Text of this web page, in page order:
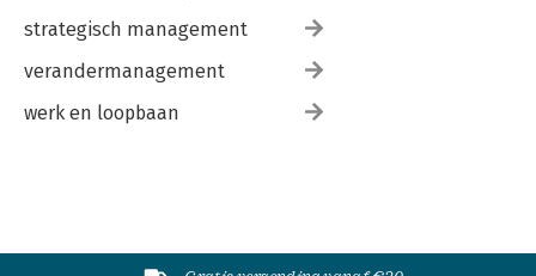
strategisch management
verandermanagement
werk en loopbaan